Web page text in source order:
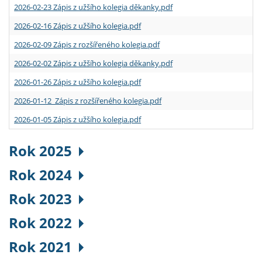
2026-02-23 Zápis z užšího kolegia děkanky.pdf
2026-02-16 Zápis z užšího kolegia.pdf
2026-02-09 Zápis z rozšířeného kolegia.pdf
2026-02-02 Zápis z užšího kolegia děkanky.pdf
2026-01-26 Zápis z užšího kolegia.pdf
2026-01-12 Zápis z rozšířeného kolegia.pdf
2026-01-05 Zápis z užšího kolegia.pdf
Rok 2025
Rok 2024
Rok 2023
Rok 2022
Rok 2021